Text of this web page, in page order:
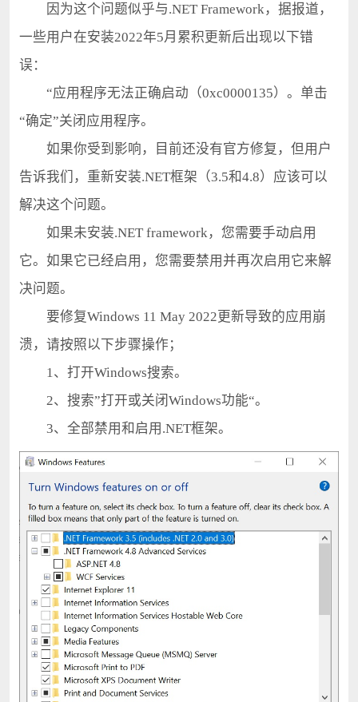
因为这个问题似乎与.NET Framework，据报道，
一些用户在安装2022年5月累积更新后出现以下错
误：
“应用程序无法正确启动（0xc0000135）。单击
“确定”关闭应用程序。
如果你受到影响，目前还没有官方修复，但用户
告诉我们，重新安装.NET框架（3.5和4.8）应该可以
解决这个问题。
如果未安装.NET framework，您需要手动启用
它。如果它已经启用，您需要禁用并再次启用它来解
决问题。
要修复Windows 11 May 2022更新导致的应用崩
溃，请按照以下步骤操作；
1、打开Windows搜索。
2、搜索”打开或关闭Windows功能“。
3、全部禁用和启用.NET框架。